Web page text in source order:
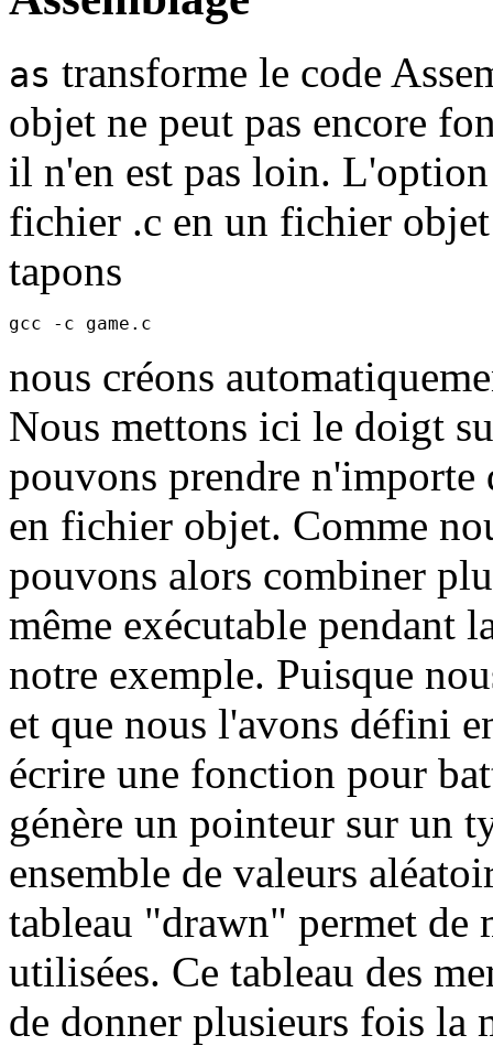
as transforme le code
objet ne peut pas encore
il n'en est pas loin.
fichier .c en un fichier
tapons
nous créons
Nous mettons ici le doigt
pouvons prendre
en fichier objet. Comme
pouvons alors combiner
même exécutable pendant
notre exemple. Puisque
et que nous l'avons défini
écrire une fonction pour
génère un pointeur sur un
ensemble de valeurs
tableau "drawn" permet de
utilisées. Ce tableau des
de donner plusieurs fois la